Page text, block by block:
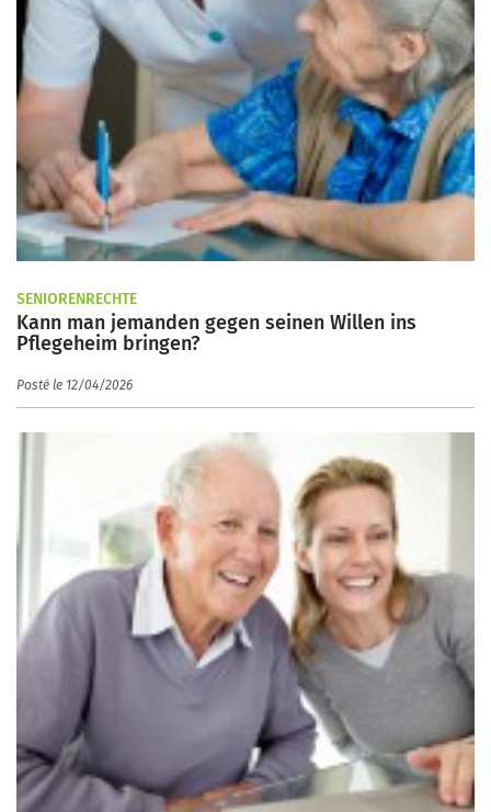
SENIORENRECHTE
Kann man jemanden gegen seinen Willen ins
Pflegeheim bringen?
Posté le 12/04/2026